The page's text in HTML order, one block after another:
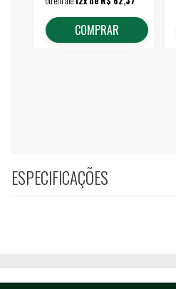
COMPRAR
ESPECIFICAÇÕES